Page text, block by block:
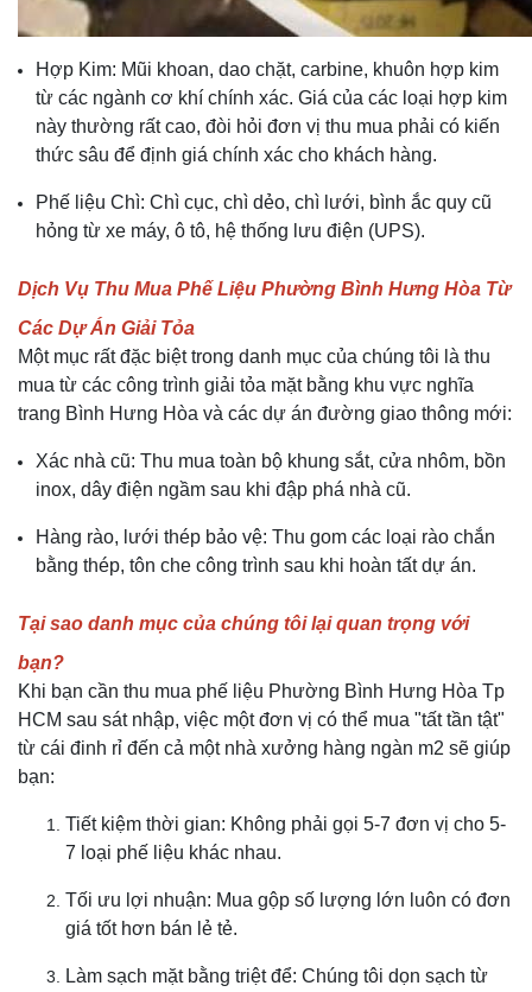
Hợp Kim: Mũi khoan, dao chặt, carbine, khuôn hợp kim
từ các ngành cơ khí chính xác. Giá của các loại hợp kim
này thường rất cao, đòi hỏi đơn vị thu mua phải có kiến
thức sâu để định giá chính xác cho khách hàng.
Phế liệu Chì: Chì cục, chì dẻo, chì lưới, bình ắc quy cũ
hỏng từ xe máy, ô tô, hệ thống lưu điện (UPS).
Dịch Vụ Thu Mua Phế Liệu Phường Bình Hưng Hòa Từ
Các Dự Án Giải Tỏa
Một mục rất đặc biệt trong danh mục của chúng tôi là thu
mua từ các công trình giải tỏa mặt bằng khu vực nghĩa
trang Bình Hưng Hòa và các dự án đường giao thông mới:
Xác nhà cũ: Thu mua toàn bộ khung sắt, cửa nhôm, bồn
inox, dây điện ngầm sau khi đập phá nhà cũ.
Hàng rào, lưới thép bảo vệ: Thu gom các loại rào chắn
bằng thép, tôn che công trình sau khi hoàn tất dự án.
Tại sao danh mục của chúng tôi lại quan trọng với
bạn?
Khi bạn cần thu mua phế liệu Phường Bình Hưng Hòa Tp
HCM sau sát nhập, việc một đơn vị có thể mua "tất tần tật"
từ cái đinh rỉ đến cả một nhà xưởng hàng ngàn m2 sẽ giúp
bạn:
Tiết kiệm thời gian: Không phải gọi 5-7 đơn vị cho 5-
7 loại phế liệu khác nhau.
Tối ưu lợi nhuận: Mua gộp số lượng lớn luôn có đơn
giá tốt hơn bán lẻ tẻ.
Làm sạch mặt bằng triệt để: Chúng tôi dọn sạch từ